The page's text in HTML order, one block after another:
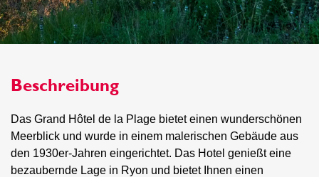
Beschreibung
Das Grand Hôtel de la Plage bietet einen wunderschönen
Meerblick und wurde in einem malerischen Gebäude aus
den 1930er-Jahren eingerichtet. Das Hotel genießt eine
bezaubernde Lage in Ryon und bietet Ihnen einen